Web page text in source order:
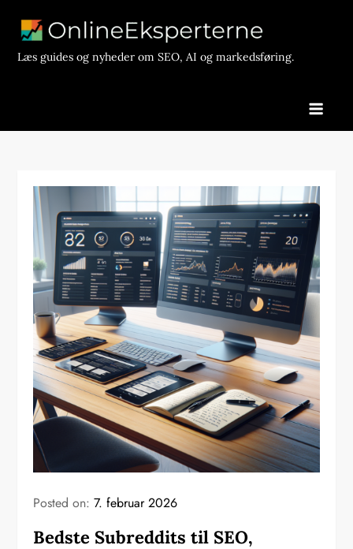
contentLæs guides og nyheder om SEO, AI og markedsføring.
Posted on:7. februar 2026
Bedste Subreddits til SEO,